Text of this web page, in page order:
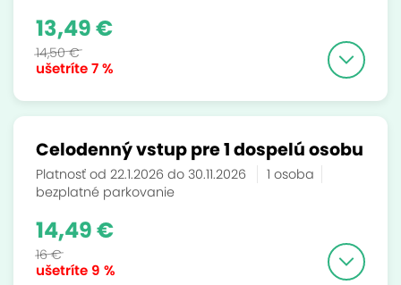
ušetríte7 %
13,49 €
14,50 €
Celodenný vstup pre 1 dospelú osobu
Platnosť od 22.1.2026 do 30.11.2026
1 osoba
bezplatné parkovanie
ušetríte 9 %
14,49 €
16 €